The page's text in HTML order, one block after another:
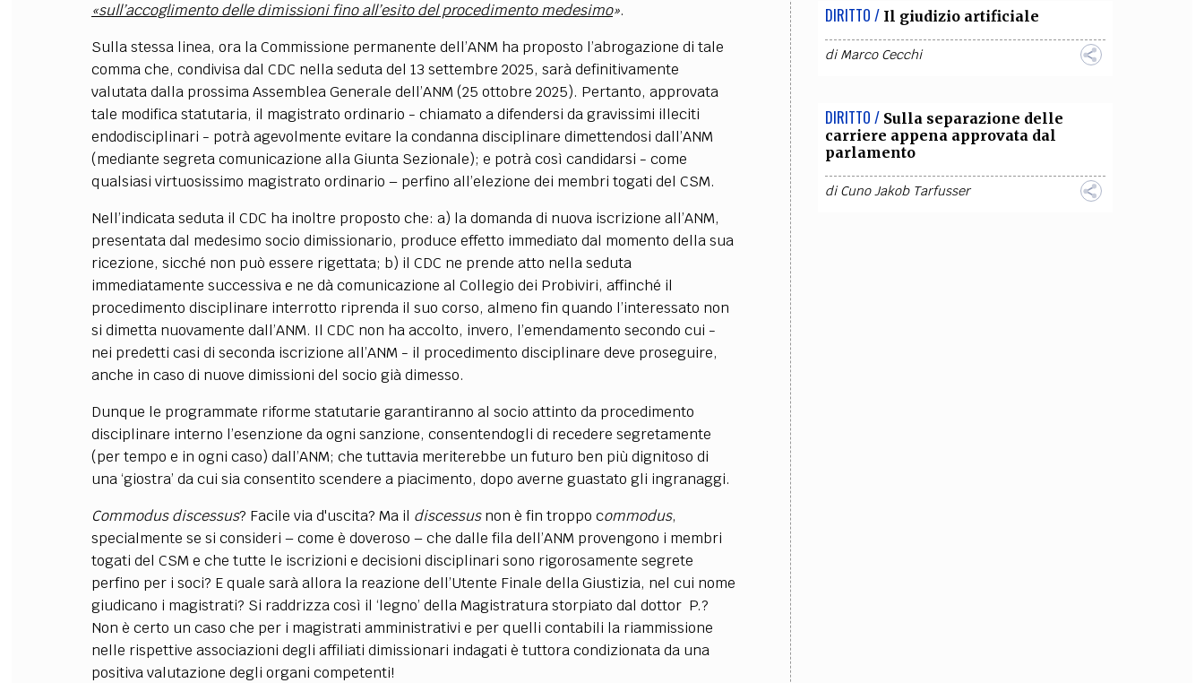
«sull’accoglimento delle dimissioni fino all’esito del procedimento medesimo».
Sulla stessa linea, ora la Commissione permanente dell’ANM ha proposto l’abrogazione di tale
comma che, condivisa dal CDC nella seduta del 13 settembre 2025, sarà definitivamente
valutata dalla prossima Assemblea Generale dell’ANM (25 ottobre 2025). Pertanto, approvata
tale modifica statutaria, il magistrato ordinario - chiamato a difendersi da gravissimi illeciti
endodisciplinari - potrà agevolmente evitare la condanna disciplinare dimettendosi dall’ANM
(mediante segreta comunicazione alla Giunta Sezionale); e potrà così candidarsi - come
qualsiasi virtuosissimo magistrato ordinario – perfino all’elezione dei membri togati del CSM.
Nell’indicata seduta il CDC ha inoltre proposto che: a) la domanda di nuova iscrizione all’ANM,
presentata dal medesimo socio dimissionario, produce effetto immediato dal momento della sua
ricezione, sicché non può essere rigettata; b) il CDC ne prende atto nella seduta
immediatamente successiva e ne dà comunicazione al Collegio dei Probiviri, affinché il
procedimento disciplinare interrotto riprenda il suo corso, almeno fin quando l’interessato non
si dimetta nuovamente dall’ANM. Il CDC non ha accolto, invero, l’emendamento secondo cui -
nei predetti casi di seconda iscrizione all’ANM - il procedimento disciplinare deve proseguire,
anche in caso di nuove dimissioni del socio già dimesso.
Dunque le programmate riforme statutarie garantiranno al socio attinto da procedimento
disciplinare interno l’esenzione da ogni sanzione, consentendogli di recedere segretamente
(per tempo e in ogni caso) dall’ANM; che tuttavia meriterebbe un futuro ben più dignitoso di
una ‘giostra’ da cui sia consentito scendere a piacimento, dopo averne guastato gli ingranaggi.
Commodus discessus? Facile via d'uscita? Ma il discessusnon è fin troppo commodus,
specialmente se si consideri – come è doveroso –che dalle fila dell’ANM provengono i membri
togati del CSM e che tutte le iscrizioni e decisioni disciplinari sono rigorosamente segrete
perfino per i soci? E quale sarà allora la reazione dell’Utente Finale della Giustizia, nel cui nome
giudicano i magistrati? Si raddrizza così il ‘legno’ della Magistratura storpiato dal dottor P.?
Non è certo un caso che per i magistrati amministrativi e per quelli contabili la riammissione
nelle rispettive associazioni degli affiliati dimissionari indagati è tuttora condizionata da una
positiva valutazione degli organi competenti!
DIRITTO / Il giudizio artificiale
diMarco Cecchi
DIRITTO / Sulla separazione delle
carriere appena approvata dal
parlamento
diCuno Jakob Tarfusser